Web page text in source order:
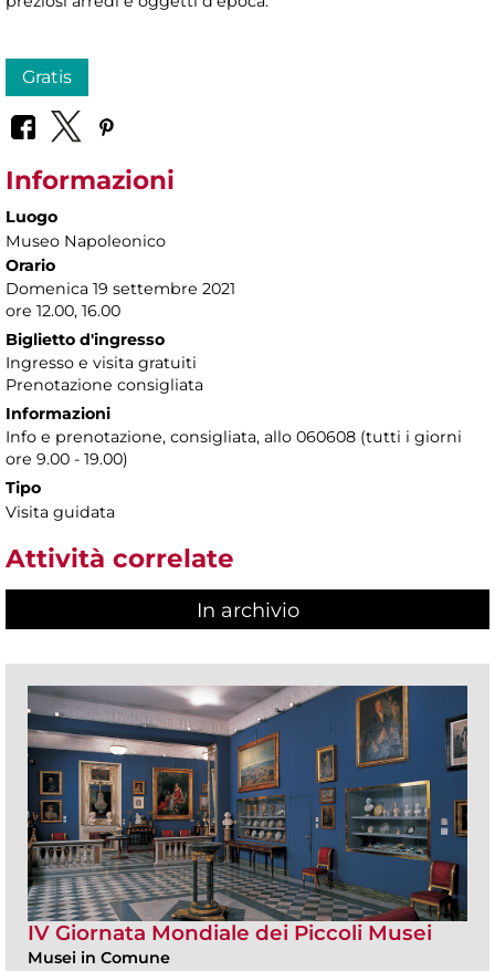
Gratis
Informazioni
Luogo
Museo Napoleonico
Orario
Domenica 19 settembre 2021
ore 12.00, 16.00
Biglietto d'ingresso
Ingresso e visita gratuiti
Prenotazione consigliata
Informazioni
Info e prenotazione, consigliata, allo 060608 (tutti i giorni
ore 9.00 - 19.00)
Tipo
Visita guidata
Attività correlate
In archivio
IV Giornata Mondiale dei Piccoli Musei
Musei in Comune